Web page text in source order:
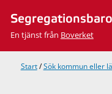
innehåll
En tjänst från Boverket
Start/Sök kommun eller